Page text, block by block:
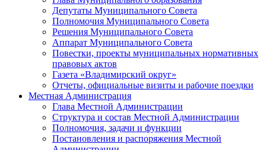
Депутаты Муниципального Совета
Полномочия Муниципального Совета
Решения Муниципального Совета
Аппарат Муниципального Совета
Повестки, проекты муниципальных нормативных
правовых актов
Газета «Владимирский округ»
Отчеты, официальные визиты и рабочие поездки
Местная Администрация
Глава Местной Администрации
Структура и состав Местной Администрации
Полномочия, задачи и функции
Постановления и распоряжения Местной